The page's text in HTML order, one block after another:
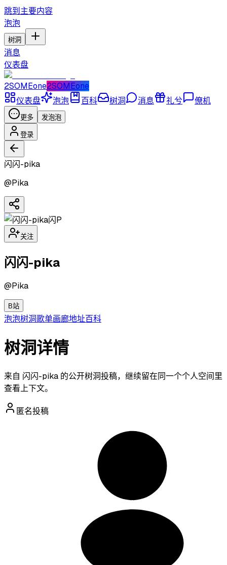
跳到主要内容
泡泡
树洞
消息
仪表盘
2SOMEone2SOMEone
仪表盘
泡泡 百科 树洞 消息 礼兮 僚机
更多 发泡泡
登录
闪闪-pika
@Pika
闪P
关注
闪闪-pika
@Pika
B站
泡泡树洞歌单画廊地址百科
树洞详情
来自 闪闪-pika 的公开树洞投稿，继续留在同一个个人空间里
查看上下文。
匿名投稿